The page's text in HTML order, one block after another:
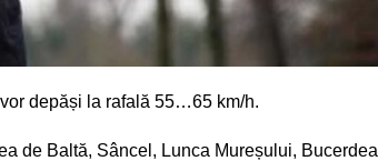
depăși la rafală 55…65 km/h.
de Baltă, Sâncel, Lunca Mureșului, Bucerdea